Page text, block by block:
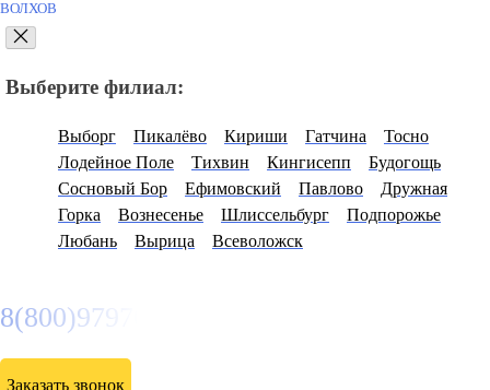
ВОЛХОВ
Выберите филиал:
Выборг Пикалёво Кириши Гатчина
Тосно
Лодейное Поле
Тихвин Кингисепп
Будогощь
Сосновый Бор
Ефимовский Павлово
Дружная
Горка
Вознесенье Шлиссельбург
Подпорожье
Любань
Вырица Всеволожск
8(800)9797043
Заказать звонок